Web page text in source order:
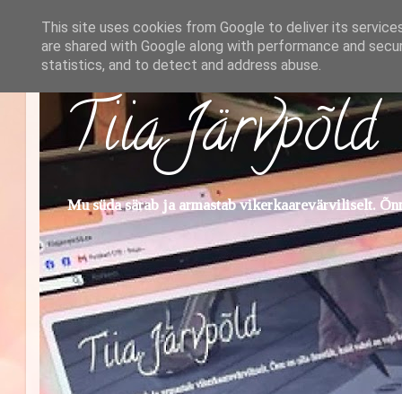
Tiia Järvpõld
Mu süda särab ja armastab vikerkaarevärviliselt.
This site uses cookies from Google to deliver its
are shared with Google along with performance and
statistics, and to detect and address abuse.